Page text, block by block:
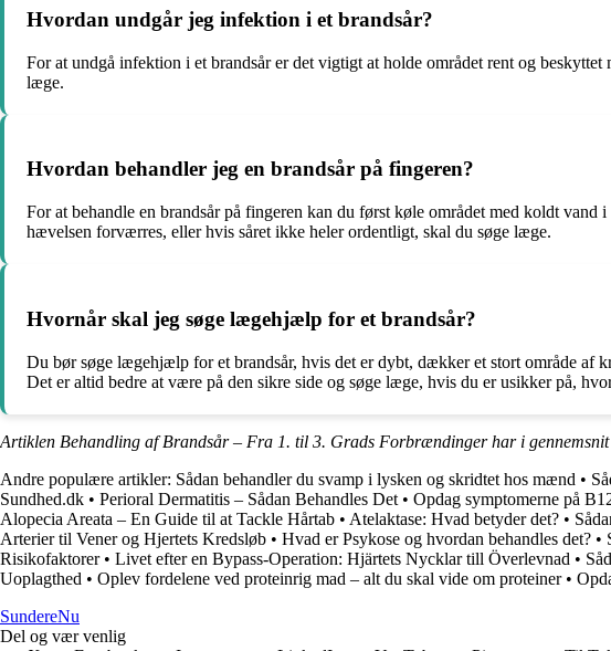
Hvordan undgår jeg infektion i et brandsår?
For at undgå infektion i et brandsår er det vigtigt at holde området rent og
læge.
Hvordan behandler jeg en brandsår på fingeren?
For at behandle en brandsår på fingeren kan du først køle området med koldt
hævelsen forværres, eller hvis såret ikke heler ordentligt, skal du søge læge.
Hvornår skal jeg søge lægehjælp for et brandsår?
Du bør søge lægehjælp for et brandsår, hvis det er dybt, dækker et stort område af
Det er altid bedre at være på den sikre side og søge læge, hvis du er usikker på,
Artiklen Behandling af Brandsår – Fra 1. til 3. Grads Forbrændinger har i
Andre populære artikler: Sådan behandler du svamp i lysken og skridtet hos mænd •
Sundhed.dk • Perioral Dermatitis – Sådan Behandles Det • Opdag symptomerne på
Alopecia Areata – En Guide til at Tackle Hårtab • Atelaktase: Hvad betyder det? •
Arterier til Vener og Hjertets Kredsløb • Hvad er Psykose og hvordan behandles det? •
Risikofaktorer• Livet efter en Bypass-Operation: Hjärtets Nycklar till Överlevnad •
Uoplagthed • Oplev fordelene ved proteinrig mad – alt du skal vide om proteiner•
SundereNu
Del og vær venlig